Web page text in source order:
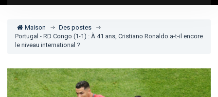
Maison
Des postes
Portugal - RD Congo (1-1) : À 41 ans, Cristiano Ronaldo a-t-il encore
le niveau international ?